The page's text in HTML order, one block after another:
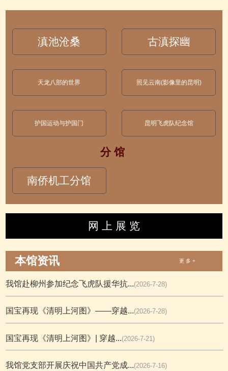
滇池沧桑 古滇探幽
天龙八部的世界 照见云南(影像里的昆明)
护国运动与护国门 昆明飞虎队纪念馆
分 馆
南侨机工分馆
网 上 展 览
本馆资讯 更 多 +
我馆赴柳州参加纪念飞虎队援华抗...(2026-7-28)
国宝再现《清明上河图》——穿越...(2026-7-28)
国宝再现《清明上河图》| 穿越...(2026-7-21)
我馆党支部开展庆祝中国共产党成...(2026-7-16)